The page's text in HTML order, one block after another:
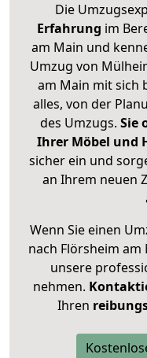
Die
Erfahrung im
am Main und
Umzug von
am Main mit sich
alles, von der
des Umzugs. Sie
Ihrer Möbel und
sicher ein und
an Ihrem neuen
Wenn Sie einen
nach Flörsheim
unsere
nehmen.
Ihren